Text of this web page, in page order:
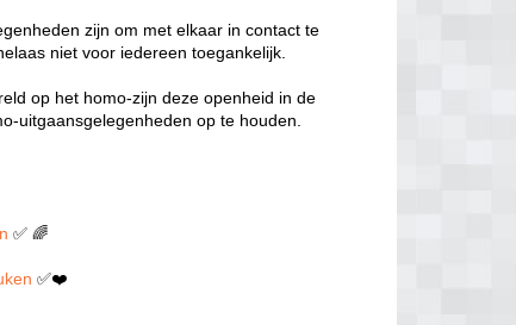
zijn om met elkaar in contact te
niet voor iedereen toegankelijk.
op het homo-zijn deze openheid in de
uitgaansgelegenheden op te houden.
✅ 🌈
✅❤️